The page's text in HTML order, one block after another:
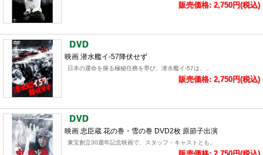
販売価格: 2,750円(税込)
映画 潜水艦イ-57降伏せず
日本の運命を握る極秘任務を帯び、潜水艦イ-57は、..
販売価格: 2,750円(税込)
映画 忠臣蔵 花の巻・雪の巻 DVD2枚 原節子出演
東宝創立30週年記念映画で、スタッフ・キャストとも..